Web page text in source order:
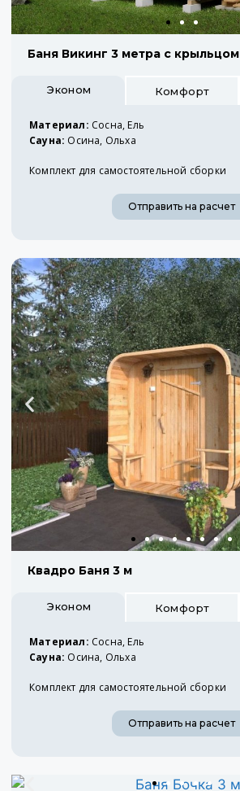
Баня Викинг 3 метра с крыльцом
Эконом Комфорт
Материал: Сосна, Ель
Сауна: Осина, Ольха
Комплект для самостоятельной сборки
Отправить на расчет
Квадро Баня 3 м
Эконом Комфорт
Материал: Сосна, Ель
Сауна: Осина, Ольха
Комплект для самостоятельной сборки
Отправить на расчет